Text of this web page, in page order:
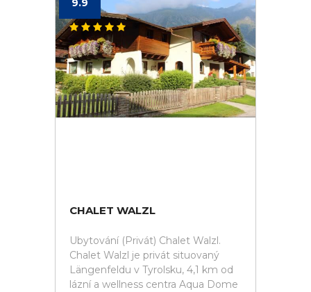
9.9
CHALET WALZL
Ubytování (Privát) Chalet Walzl.
Chalet Walzl je privát situovaný
Längenfeldu v Tyrolsku, 4,1 km od
lázní a wellness centra Aqua Dome